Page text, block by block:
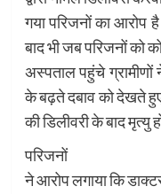
गया परिजनों का आरोप है
बाद भी जब परिजनों को
अस्पताल पहुंचे ग्रामीणों
के बढ़ते दबाव को देखते
की डिलीवरी के बाद मृत्यु
परिजनों
ने आरोप लगाया कि